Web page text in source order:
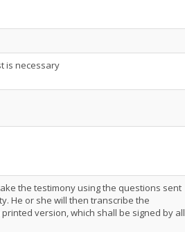
is necessary
the testimony using the questions sent
He or she will then transcribe the
version, which shall be signed by all